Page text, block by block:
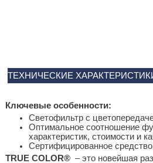
ТЕХНИЧЕСКИЕ
Ключевые особенности:
Светофильтр с
Оптимальное соотношение
характеристик, стоимости и
Сертифицированное
TRUE COLOR®– это новейшая